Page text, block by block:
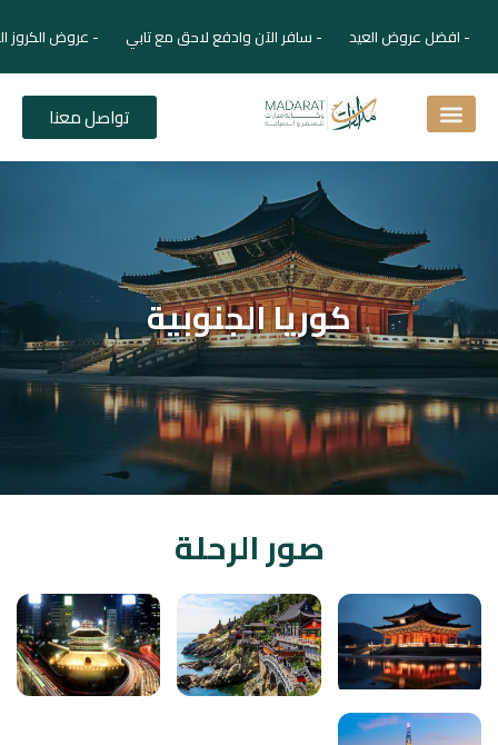
- افضل عروض العيد - سافر الآن وادفع لاحق مع تابي - عروض الكروز
تواصل معنا
كوريا الجنوبية
صور الرحلة